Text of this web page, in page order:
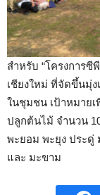
สำหรับ “โครงการซี
เชียงใหม่ ที่จัดขึ้นมุ่
ในชุมชน เป้าหมายเ
ปลูกต้นไม้ จำนวน
พะยอม พะยุง ประดู่
และ มะขาม